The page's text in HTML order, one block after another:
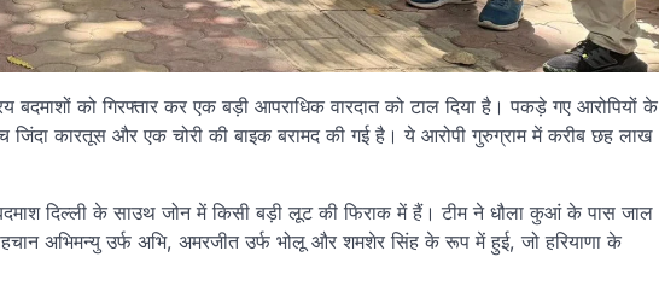
बदमाशों को गिरफ्तार कर एक बड़ी आपराधिक वारदात को टाल दिया है। पकड़े गए आरोपियों के
कारतूस और एक चोरी की बाइक बरामद की गई है। ये आरोपी गुरुग्राम में करीब छह लाख
दिल्ली के साउथ जोन में किसी बड़ी लूट की फिराक में हैं। टीम ने धौला कुआं के पास जाल
अभिमन्यु उर्फ अभि, अमरजीत उर्फ भोलू और शमशेर सिंह के रूप में हुई, जो हरियाणा के